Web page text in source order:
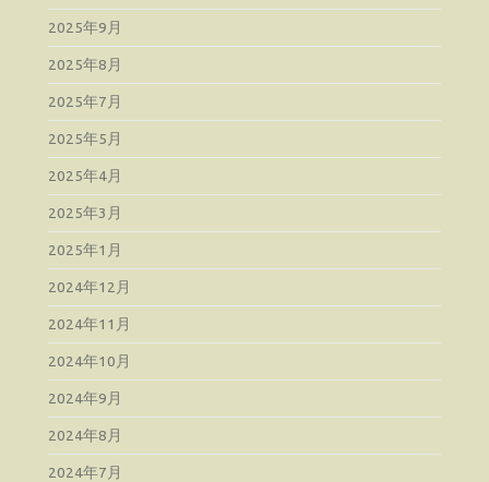
2025年9月
2025年8月
2025年7月
2025年5月
2025年4月
2025年3月
2025年1月
2024年12月
2024年11月
2024年10月
2024年9月
2024年8月
2024年7月